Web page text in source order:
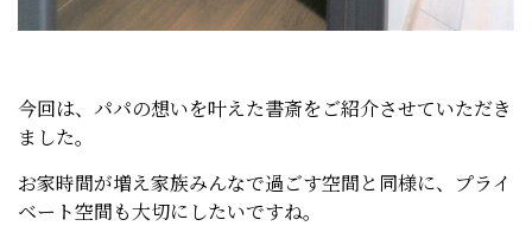
今回は、パパの想いを叶えた書斎をご紹介させていただき
ました。
お家時間が増え家族みんなで過ごす空間と同様に、プライ
ベート空間も大切にしたいですね。